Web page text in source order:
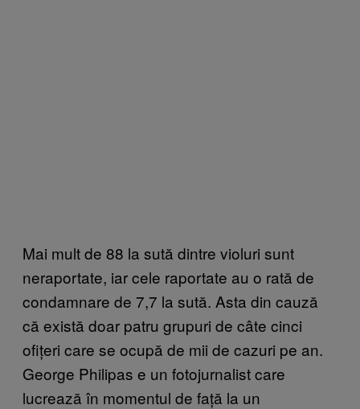
Mai mult de 88 la sută dintre violuri sunt
neraportate, iar cele raportate au o rată de
condamnare de 7,7 la sută. Asta din cauză
că există doar patru grupuri de câte cinci
ofițeri care se ocupă de mii de cazuri pe an.
George Philipas e un fotojurnalist care
lucrează în momentul de față la un